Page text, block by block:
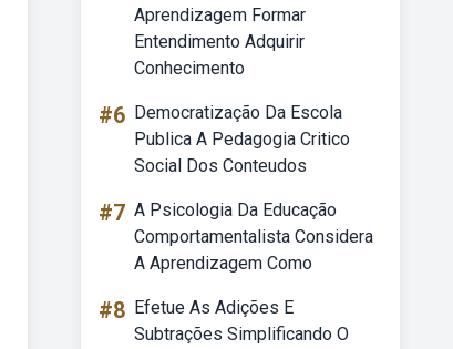
Aprendizagem Formar
Entendimento Adquirir
Conhecimento
#6 Democratização Da Escola
Publica A Pedagogia Critico
Social Dos Conteudos
#7 A Psicologia Da Educação
Comportamentalista Considera
A Aprendizagem Como
#8 Efetue As Adições E
Subtrações Simplificando O